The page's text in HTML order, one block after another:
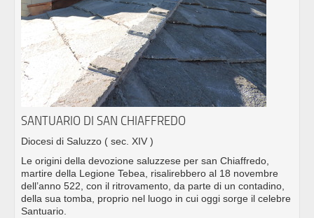
SANTUARIO DI SAN CHIAFFREDO
Diocesi di Saluzzo ( sec. XIV )
Le origini della devozione saluzzese per san Chiaffredo,
martire della Legione Tebea, risalirebbero al 18 novembre
dell’anno 522, con il ritrovamento, da parte di un contadino,
della sua tomba, proprio nel luogo in cui oggi sorge il celebre
Santuario.